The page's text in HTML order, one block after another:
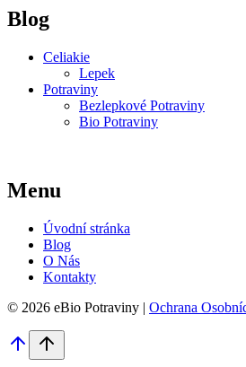
Blog
Celiakie
Lepek
Potraviny
Bezlepkové Potraviny
Bio Potraviny
Menu
Úvodní stránka
Blog
O Nás
Kontakty
© 2026 eBio Potraviny | Ochrana